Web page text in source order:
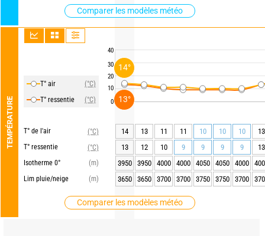
Comparer les modèles météo
TEMPÉRATURE
T° air
(°C)
T° ressentie
(°C)
T° de l'air
(°C)
T° ressentie
(°C)
Isotherme 0°
(m)
Lim pluie/neige
(m)
Comparer les modèles météo
40
30
20
10
0
14 13 11 11 10 10 10
13
13
12 10 9 9 9 9
13
3950
3950 4000 4000 4050 4050 4000
3650
3650 3700 3700 3750 3750 3700
14°
13°